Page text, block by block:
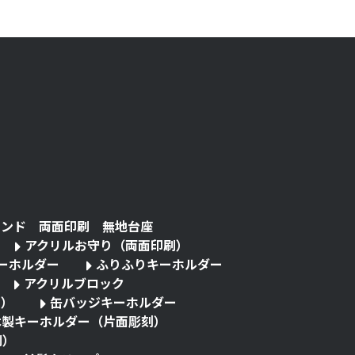
ンド 両面印刷 無地台座
アクリルお守り（両面印刷）
ホルダー
ふりふりキーホルダー
アクリルブロック
缶バッジキーホルダー
キーホルダー（片面彫刻）